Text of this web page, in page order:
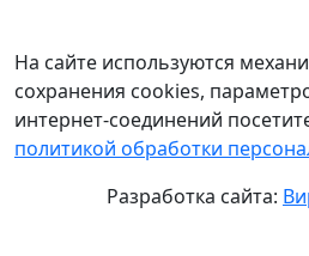
На сайте используются
сохранения cookies,
интернет-соединений
политикой обработки
Разработка сайта: